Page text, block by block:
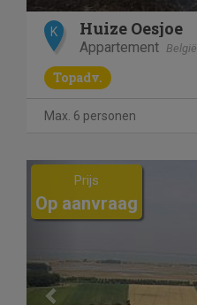
K Huize Oesjoe
Appartement België
Topadv.
Max. 6 personen
Previous
Prijs
Op aanvraag